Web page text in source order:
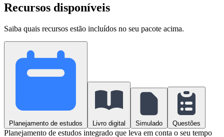
Recursos disponíveis
Saiba quais recursos estão incluídos no seu pacote acima.
Planejamento de estudos Livro digital Simulado Questões
Planejamento de estudos integrado que leva em conta o seu tempo